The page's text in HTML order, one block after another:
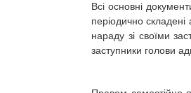
Всі основні
періодично складені
нараду зі своїми
заступники голови